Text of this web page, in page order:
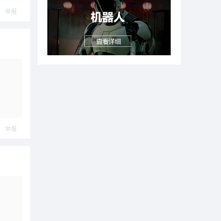
举报
举报